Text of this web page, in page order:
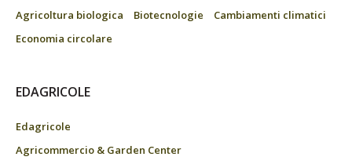
Agricoltura biologica
Biotecnologie
Cambiamenti climatici
Economia circolare
EDAGRICOLE
Edagricole
Agricommercio & Garden Center